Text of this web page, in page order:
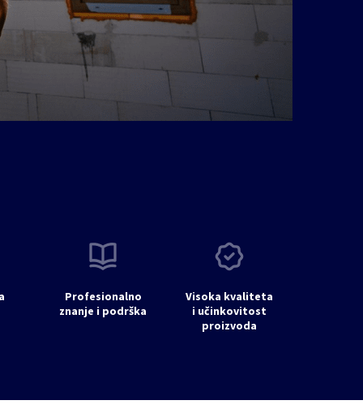
Profesionalno
znanje i podrška
Visoka kvaliteta
i učinkovitost
proizvoda